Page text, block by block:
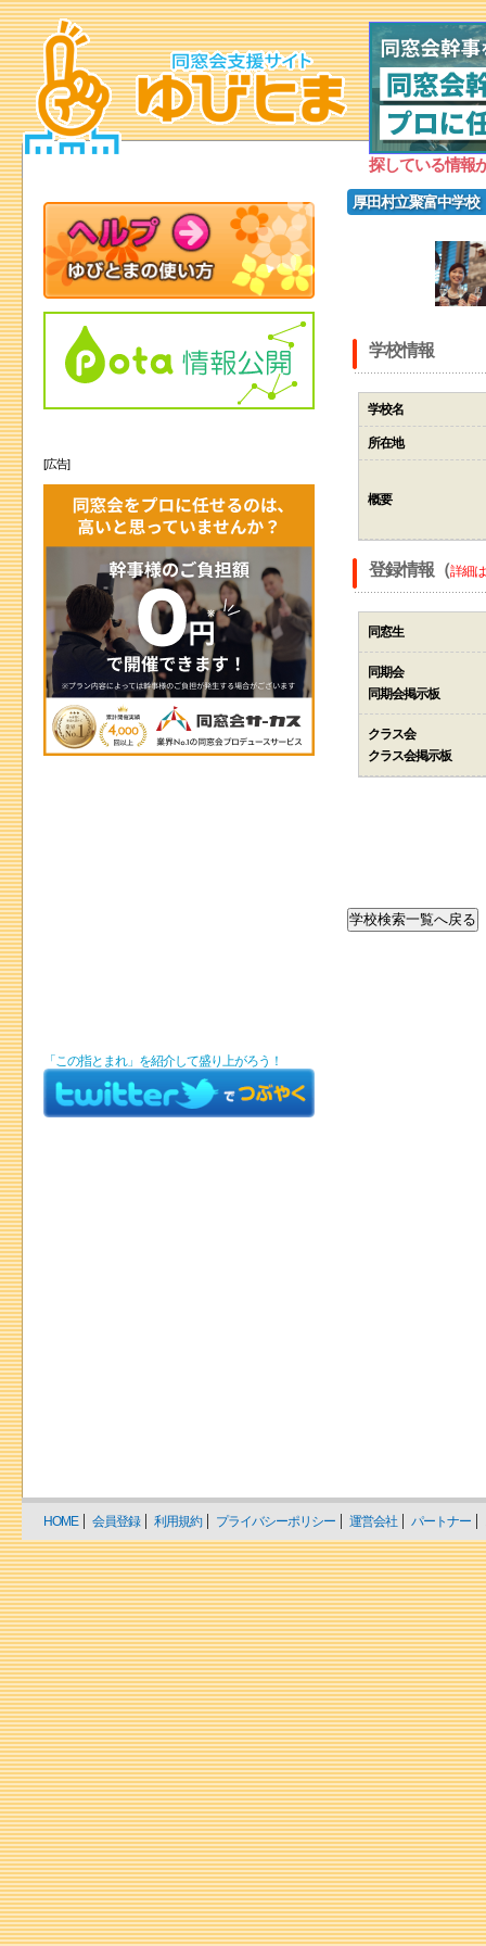
探している情報
厚田村立聚富中学校
学校情報
学校名
所在地
概要
登録情報（詳細
同窓生
同期会
同期会掲示板
クラス会
クラス会掲示板
[広告]
「この指とまれ」を紹介して盛り上がろう！
HOME 会員登録 利用規約 プライバシーポリシー 運営会社 パートナー